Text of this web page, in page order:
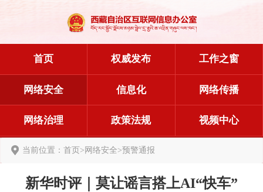
首页 权威发布 工作之窗
网络安全 信息化 网络传播
网络治理 政策法规 视频中心
当前位置： 首页>网络安全>预警通报
新华时评｜莫让谣言搭上AI“快车”